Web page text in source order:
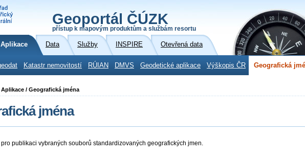
Geoportál ČÚZK
přístup k mapovým produktům a službám resortu
Aplikace Data Služby INSPIRE Otevřená data
Katastr nemovitostí RÚIAN DMVS Geodetické aplikace Výškopis ČR Geografická
Aplikace / Geografická jména
jména
publikaci vybraných souborů standardizovaných geografických jmen.